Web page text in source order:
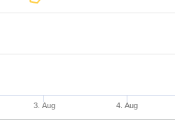
3. Aug 4. Aug